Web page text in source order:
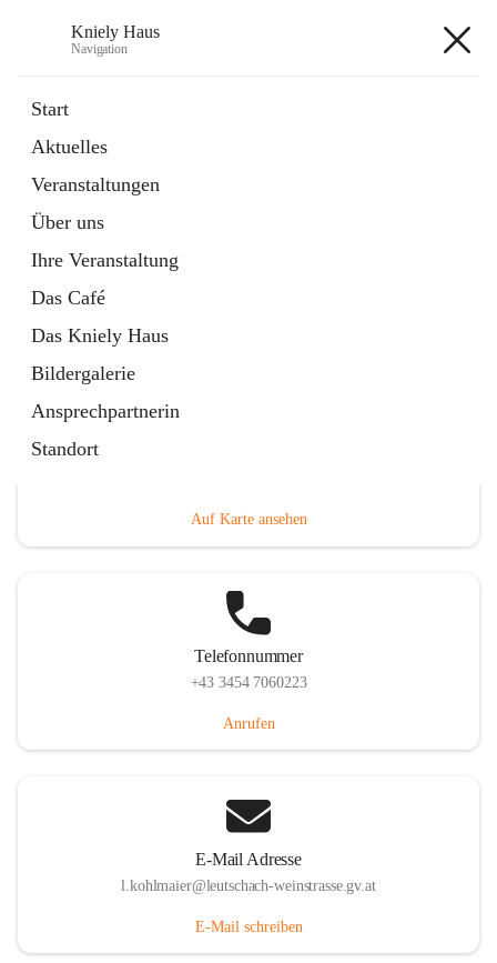
Kniely Haus
Navigation
Start
Aktuelles
Veranstaltungen
Über uns
Ihre Veranstaltung
Das Café
Das Kniely Haus
Bildergalerie
Ansprechpartnerin
Standort
Externe Webseite
in
Tab
Ö-Ticket
Externe Webseite
öffnet
in
neuem
Tab
Arnfelser Straße 10, 8463 Leutschach an der Weinstraße,
Auf Karte ansehen
Telefonnummer
+43 3454 7060223
Anrufen
E-Mail Adresse
l.kohlmaier@leutschach-weinstrasse.gv.at
E-Mail schreiben